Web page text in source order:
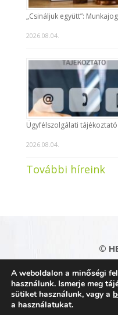
„Csináljuk együtt”:
2026.08.04.
Ügyfélszolgálati tájékoztató
2026.08.04.
További híreink
©
Adatkezelési
Kapcsolat
A weboldalon a minőségi
használunk. Ismerje meg
sütiket használunk, vagy a
a használatukat.